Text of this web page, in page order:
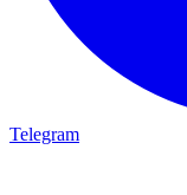
Telegram